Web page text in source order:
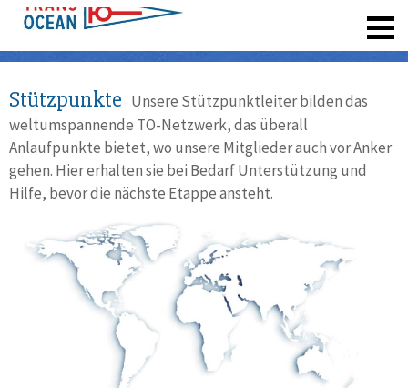
Stützpunkte Unsere Stützpunktleiter bilden das
weltumspannende TO-Netzwerk, das überall
Anlaufpunkte bietet, wo unsere Mitglieder auch vor Anker
gehen. Hier erhalten sie bei Bedarf Unterstützung und
Hilfe, bevor die nächste Etappe ansteht.